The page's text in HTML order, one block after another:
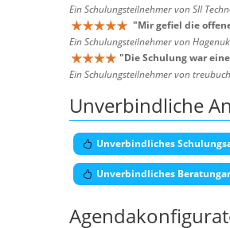
Ein Schulungsteilnehmer von SII
"Mir gefiel die
Ein Schulungsteilnehmer von
"Die Schulung war
Ein Schulungsteilnehmer von
Unverbindliche
Unverbindliches
Unverbindliches